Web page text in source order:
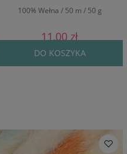
100% Wełna / 50 m / 50 g
11,00 zł
DO KOSZYKA